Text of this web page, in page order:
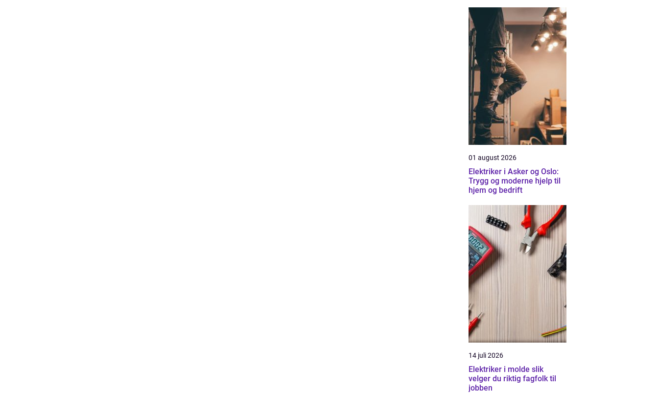
01 august 2026
Elektriker i Asker og Oslo:
Trygg og moderne hjelp til
hjem og bedrift
14 juli 2026
Elektriker i molde slik
velger du riktig fagfolk til
jobben